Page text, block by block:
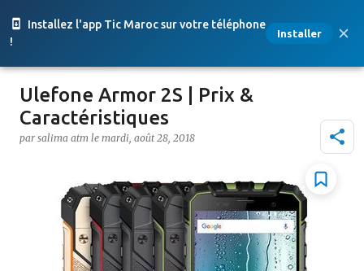
Installez l'app Tic Maroc sur votre téléphone
!
Installer
Accéder au contenu principal
Ulefone Armor 2S | Prix &
Caractéristiques
par salima atm le mardi, août 28, 2018